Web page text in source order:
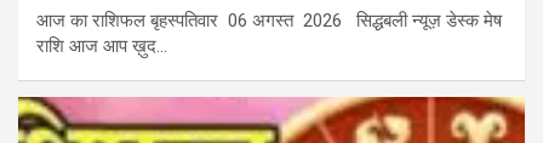
आज का राशिफल बृहस्पतिवार 06 अगस्त 2026 सिद्धबली न्यूज़ डेस्क मेष
राशि आज आप ख़ुद…